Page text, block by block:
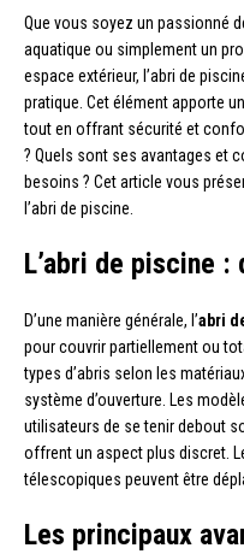
Que vous soyez un passionné
aquatique ou simplement un
espace extérieur, l’abri de
pratique. Cet élément apporte
tout en offrant sécurité et
? Quels sont ses avantages et
besoins ? Cet article vous
l’abri de piscine.
L’abri de piscine
D’une manière générale, l’abri
pour couvrir partiellement ou
types d’abris selon les
système d’ouverture. Les
utilisateurs de se tenir debout
offrent un aspect plus discret.
télescopiques peuvent être
Les principaux